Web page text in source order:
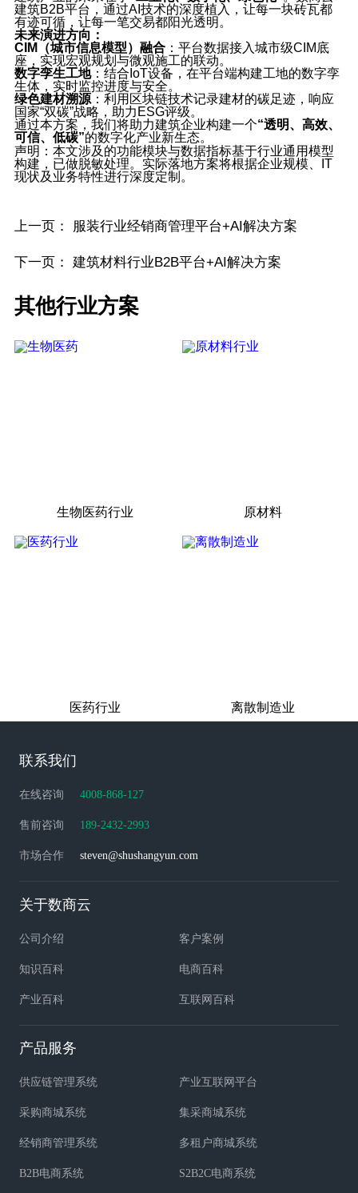
建筑B2B平台，通过AI技术的深度植入，让每一块砖瓦都
有迹可循，让每一笔交易都阳光透明。
未来演进方向：
CIM（城市信息模型）融合：平台数据接入城市级CIM底
座，实现宏观规划与微观施工的联动。
数字孪生工地：结合IoT设备，在平台端构建工地的数字孪
生体，实时监控进度与安全。
绿色建材溯源：利用区块链技术记录建材的碳足迹，响应
国家“双碳”战略，助力ESG评级。
通过本方案，我们将助力建筑企业构建一个“透明、高效、
可信、低碳”的数字化产业新生态。
声明：本文涉及的功能模块与数据指标基于行业通用模型
构建，已做脱敏处理。实际落地方案将根据企业规模、IT
现状及业务特性进行深度定制。
上一页： 服装行业经销商管理平台+AI解决方案
下一页： 建筑材料行业B2B平台+AI解决方案
其他行业方案
生物医药行业 原材料
医药行业 离散制造业
联系我们
在线咨询 4008-868-127
售前咨询 189-2432-2993
市场合作 steven@shushangyun.com
关于数商云
公司介绍 客户案例
知识百科 电商百科
产业百科 互联网百科
产品服务
供应链管理系统 产业互联网平台
采购商城系统 集采商城系统
经销商管理系统 多租户商城系统
B2B电商系统 S2B2C电商系统